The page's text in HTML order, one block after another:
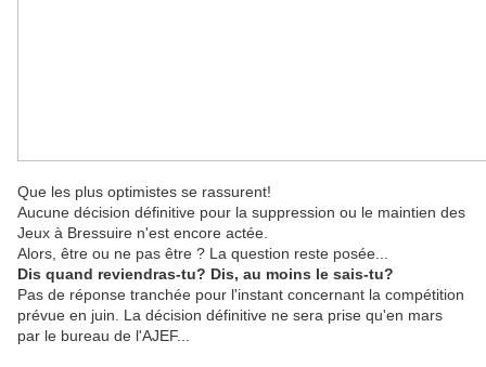
Que les plus optimistes se rassurent!
Aucune décision définitive pour la suppression ou le maintien des
Jeux à Bressuire n'est encore actée.
Alors, être ou ne pas être ? La question reste posée...
Dis quand reviendras-tu? Dis, au moins le sais-tu?
Pas de réponse tranchée pour l'instant concernant la compétition
prévue en juin. La décision définitive ne sera prise qu'en mars
par le bureau de l'AJEF...